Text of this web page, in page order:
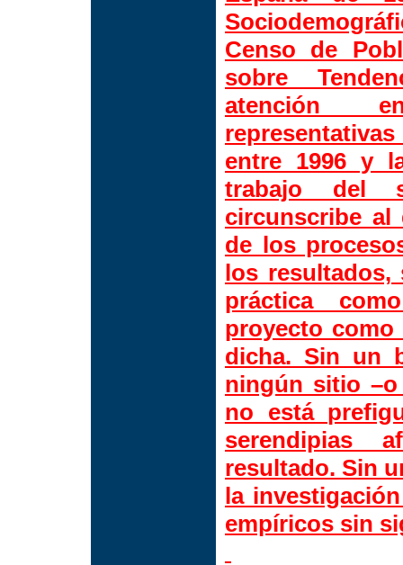
Censo de
sobre
atención
entre 1996 y
trabajo del
circunscribe al
de los
los resultados,
práctica
proyecto como
dicha. Sin un
ningún sitio
no está
serendipias
resultado. Sin
la
empíricos sin